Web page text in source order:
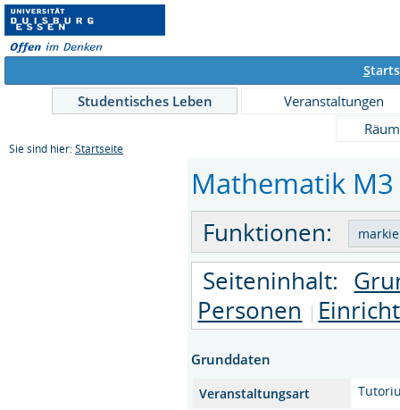
S
Studentisches Leben
Veranstaltungen
Sie sind hier: Startseite
Mathematik
Funktionen:
Seiteninhalt:
Personen
Grunddaten
Veranstaltungsart